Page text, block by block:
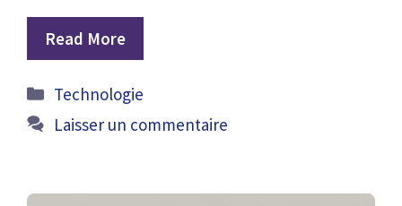
Read More
Catégories
Technologie
Laisser un commentaire